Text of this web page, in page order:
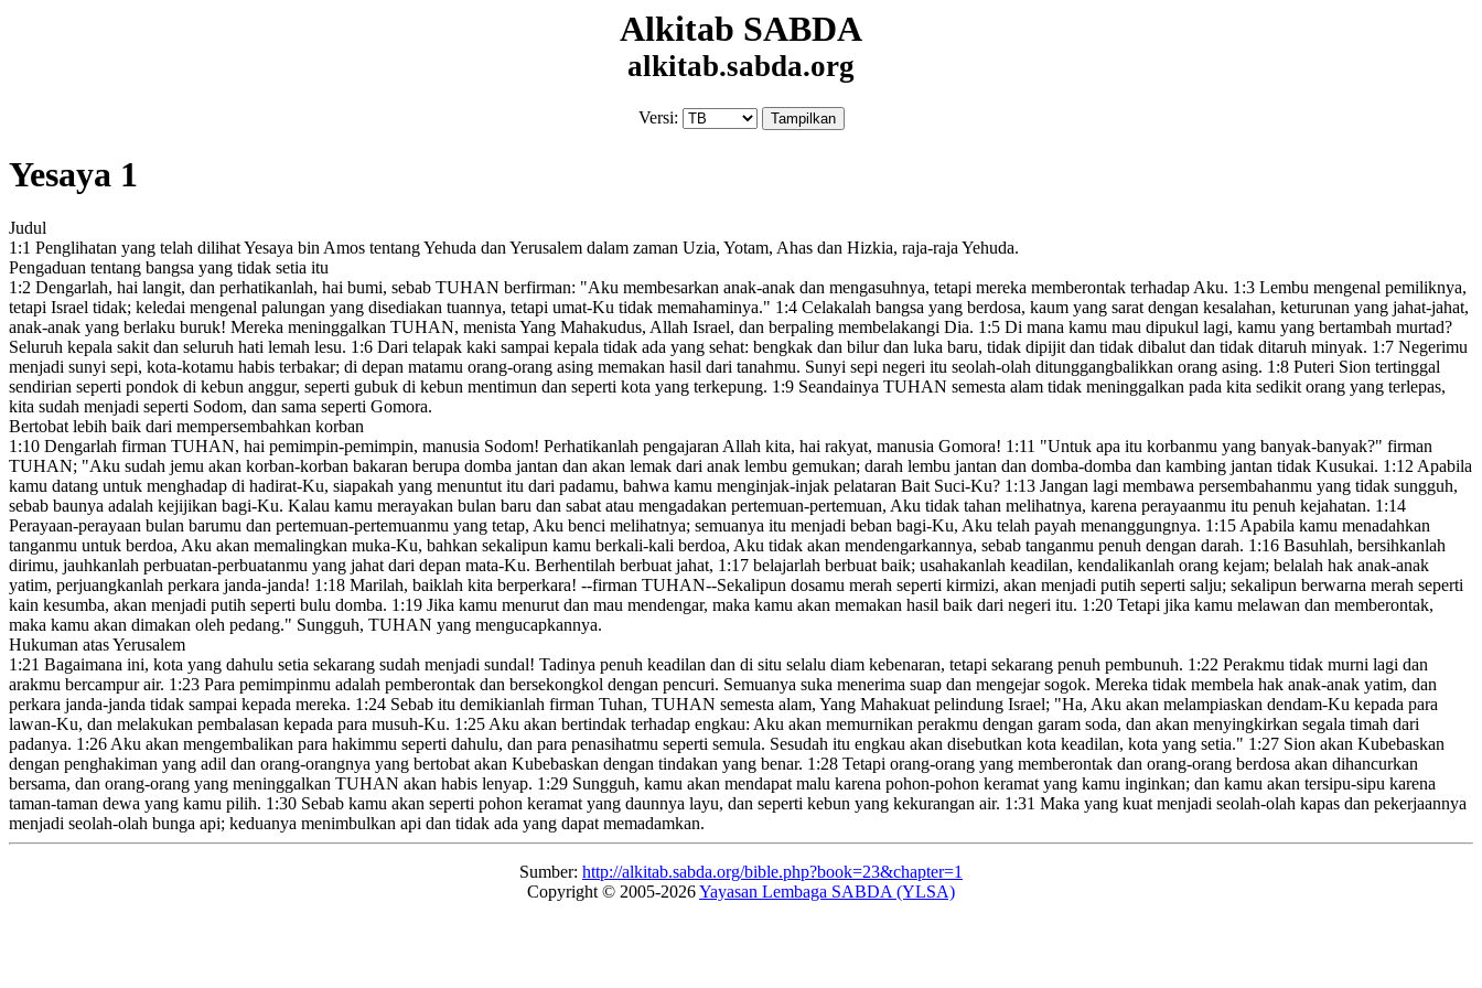
Alkitab SABDA
alkitab.sabda.org
Versi:
Yesaya 1
Judul
1:1 Penglihatan yang telah dilihatYesaya bin Amos tentang Yehuda dan Yerusalem dalam zaman Uzia, Yotam, Ahas dan Hizkia, raja-raja Yehuda.
Pengaduan tentang bangsa yang tidak setia itu
1:2 Dengarlah, hai langit, dan perhatikanlah, hai bumi, sebab TUHAN berfirman: "Aku membesarkan anak-anak dan mengasuhnya, tetapi mereka memberontak terhadap Aku. 1:3 Lembu mengenal pemiliknya,
tetapi Israel tidak; keledai mengenal palungan yang disediakan tuannya, tetapi umat-Ku tidak memahaminya." 1:4 Celakalah bangsa yang berdosa, kaum yang sarat dengan kesalahan, keturunan yang jahat-jahat,
anak-anak yang berlaku buruk! Mereka meninggalkan TUHAN, menista Yang Mahakudus, Allah Israel, dan berpaling membelakangi Dia. 1:5 Di mana kamu mau dipukul lagi, kamu yang bertambah murtad?
Seluruh kepala sakit dan seluruh hati lemah lesu. 1:6 Dari telapak kaki sampai kepala tidak ada yang sehat: bengkak dan bilurdan luka baru, tidak dipijit dan tidak dibalut dan tidak ditaruh minyak. 1:7 Negerimu
menjadi sunyi sepi, kota-kotamu habis terbakar; di depan matamu orang-orang asing memakan hasil dari tanahmu. Sunyi sepi negeri itu seolah-olah ditunggangbalikkan orang asing. 1:8 Puteri Sion tertinggal
sendirian seperti pondok di kebun anggur, seperti gubuk di kebun mentimun dan seperti kota yang terkepung. 1:9 Seandainya TUHAN semesta alam tidak meninggalkan pada kita sedikit orang yang terlepas,
kita sudah menjadi seperti Sodom, dan sama seperti Gomora.
Bertobat lebih baik dari mempersembahkan korban
1:10 Dengarlah firman TUHAN, hai pemimpin-pemimpin, manusia Sodom! Perhatikanlah pengajaran Allah kita, hai rakyat, manusia Gomora! 1:11 "Untuk apa itu korbanmu yang banyak-banyak?" firman
TUHAN; "Aku sudah jemu akan korban-korban bakaran berupa domba jantan dan akan lemak dari anak lembu gemukan; darah lembu jantan dan domba-domba dan kambing jantan tidak Kusukai. 1:12 Apabila
kamu datang untuk menghadap di hadirat-Ku, siapakah yang menuntut itu dari padamu, bahwa kamu menginjak-injak pelataran Bait Suci-Ku? 1:13 Jangan lagi membawa persembahanmu yang tidak sungguh,
sebab baunya adalah kejijikan bagi-Ku. Kalau kamu merayakan bulan baru dan sabat atau mengadakan pertemuan-pertemuan, Aku tidak tahan melihatnya, karena perayaanmu itu penuh kejahatan. 1:14
Perayaan-perayaan bulan barumu dan pertemuan-pertemuanmu yang tetap, Aku benci melihatnya; semuanya itu menjadi beban bagi-Ku, Aku telah payah menanggungnya. 1:15 Apabila kamu menadahkan
tanganmu untuk berdoa, Aku akan memalingkan muka-Ku, bahkan sekalipun kamu berkali-kali berdoa, Aku tidak akan mendengarkannya, sebab tanganmu penuh dengan darah. 1:16 Basuhlah, bersihkanlah
dirimu, jauhkanlah perbuatan-perbuatanmu yang jahat dari depan mata-Ku. Berhentilah berbuat jahat, 1:17 belajarlah berbuat baik; usahakanlah keadilan, kendalikanlah orang kejam; belalah hak anak-anak
yatim, perjuangkanlah perkara janda-janda! 1:18 Marilah, baiklah kita berperkara! --firman TUHAN--Sekalipun dosamu merah seperti kirmizi, akan menjadi putih seperti salju; sekalipun berwarna merah seperti
kain kesumba, akan menjadi putih seperti bulu domba. 1:19 Jika kamu menurut dan mau mendengar, maka kamu akan memakan hasil baik dari negeri itu. 1:20 Tetapi jika kamu melawan dan memberontak,
maka kamu akan dimakan oleh pedang." Sungguh, TUHAN yang mengucapkannya.
Hukuman atas Yerusalem
1:21 Bagaimana ini, kota yang dahulu setia sekarang sudah menjadi sundal! Tadinya penuh keadilan dan di situ selalu diam kebenaran, tetapi sekarang penuh pembunuh. 1:22 Perakmu tidak murni lagi dan
arakmu bercampur air. 1:23 Para pemimpinmu adalah pemberontak dan bersekongkol dengan pencuri. Semuanya suka menerima suap dan mengejar sogok. Mereka tidak membela hak anak-anak yatim, dan
perkara janda-janda tidak sampai kepada mereka. 1:24 Sebab itu demikianlah firman Tuhan, TUHAN semesta alam, Yang Mahakuat pelindung Israel; "Ha, Aku akan melampiaskan dendam-Ku kepada para
lawan-Ku, dan melakukan pembalasan kepada para musuh-Ku. 1:25 Aku akan bertindak terhadap engkau: Aku akan memurnikan perakmu dengan garam soda, dan akan menyingkirkan segala timah dari
padanya. 1:26 Aku akan mengembalikan para hakimmu seperti dahulu, dan para penasihatmu seperti semula. Sesudah itu engkau akan disebutkan kota keadilan, kota yang setia." 1:27 Sion akan Kubebaskan
dengan penghakiman yang adil dan orang-orangnya yang bertobat akan Kubebaskan dengan tindakan yang benar. 1:28 Tetapi orang-orang yang memberontak dan orang-orang berdosa akan dihancurkan
bersama, dan orang-orang yang meninggalkan TUHAN akan habis lenyap. 1:29 Sungguh, kamu akan mendapat malu karena pohon-pohon keramat yang kamu inginkan; dan kamu akan tersipu-sipu karena
taman-taman dewa yang kamu pilih. 1:30 Sebab kamu akan seperti pohon keramat yang daunnya layu, dan seperti kebun yang kekurangan air. 1:31 Maka yang kuat menjadi seolah-olah kapas dan pekerjaannya
menjadi seolah-olah bunga api; keduanya menimbulkan api dan tidak ada yang dapat memadamkan.
Sumber: http://alkitab.sabda.org/bible.php?book=23&chapter=1
Copyright © 2005-2026Yayasan Lembaga SABDA (YLSA)